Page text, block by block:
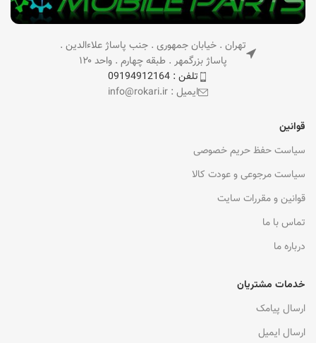
تهران . خیابان جمهوری . جنب پاساژ علاءالدین .
پاساژ بزرگمهر . طبقه چهارم . واحد ۱۲۰
تلفن : 09194912164
ایمیل : info@rokari.ir
قوانین
سیاست حفظ حریم خصوصی
سیاست مرجوعی و عودت کالا
قوانین و مقررات سایت
تماس با ما
درباره ما
خدمات مشتریان
ارسال پیامک
ارسال ایمیل